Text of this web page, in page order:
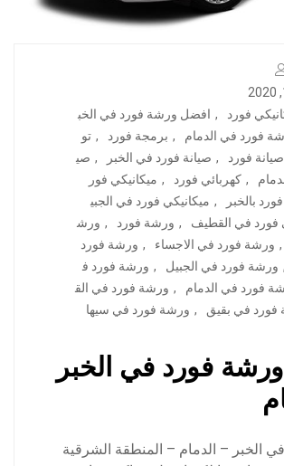
فورد
, افضل ورشة فورد في الخب
فورد في الدمام , برمجة فورد , تو
صيانة فورد , صيانة فورد في الخبر , صي
, كهربائي فورد , ميكانيكي فور
بالخبر , ميكانيكي فورد في الجبي
فورد في القطيف , ورشة فورد , ورش
, ورشة فورد في الاجساء , ورشة فورد
, ورشة فورد في الجبيل , ورشة فورد ف
فورد في الدمام , ورشة فورد في الق
فورد في بقيق , ورشة فورد في سيها
فورد في الخبر
الخبر – الدمام – المنطقة الشرقية